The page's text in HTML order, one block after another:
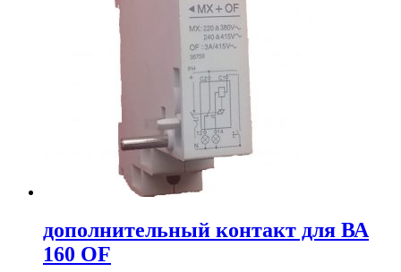
дополнительный контакт для ВА
160 OF